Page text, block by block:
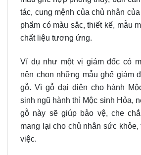
tác, cung mệnh của chủ nhân
phẩm có màu sắc, thiết kế, mẫu
chất liệu tương ứng.
Ví dụ như một vị giám đốc có
nên chọn những mẫu ghế giám
gỗ. Vì gỗ đại diện cho hành
sinh ngũ hành thì Mộc sinh Hỏa,
gỗ này sẽ giúp bảo vệ, che
mang lại cho chủ nhân sức khỏe,
việc.